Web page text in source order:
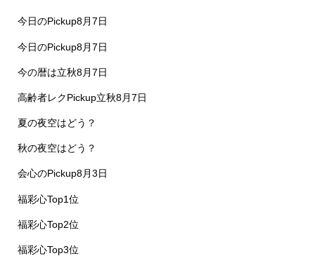
今日のPickup8月7日
今日のPickup8月7日
今の暦は立秋8月7日
高齢者レクPickup立秋8月7日
夏の夜空はどう？
秋の夜空はどう？
会心のPickup8月3日
福彩心Top1位
福彩心Top2位
福彩心Top3位